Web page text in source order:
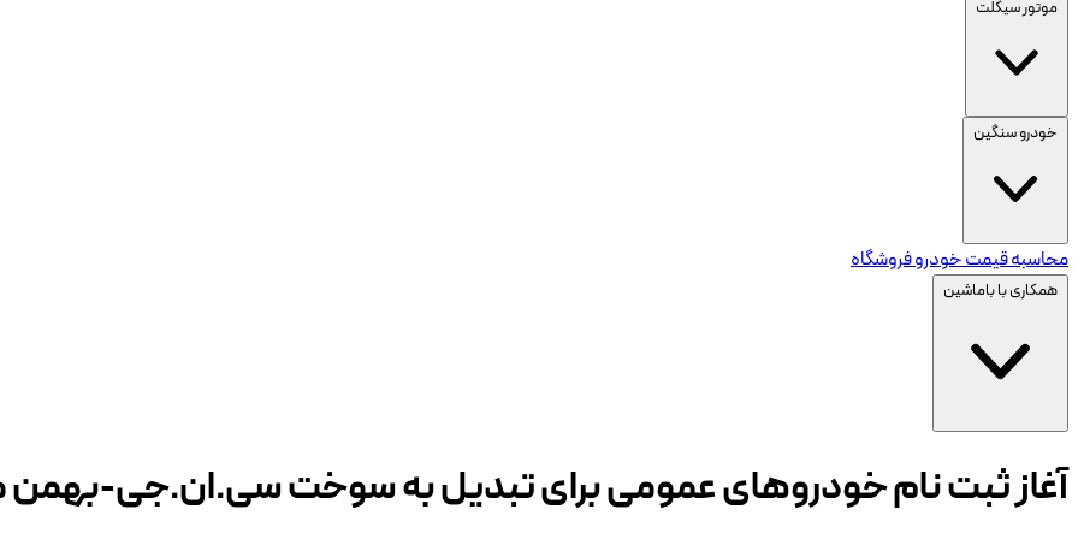
موتور سیکلت
خودرو سنگین
محاسبه قیمت خودروفروشگاه
همکاری با باماشین
آغاز ثبت نام خودروهای عمومی برای تبدیل به سوخت سی.ان.جی-بهمن ماه